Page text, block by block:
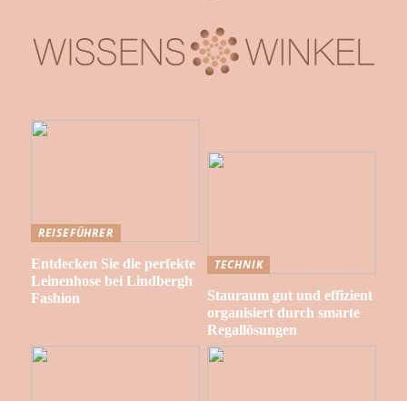
REISEFÜHRER
Entdecken Sie die perfekte
Leinenhose bei Lindbergh
Fashion
TECHNIK
Stauraum gut und effizient
organisiert durch smarte
Regallösungen